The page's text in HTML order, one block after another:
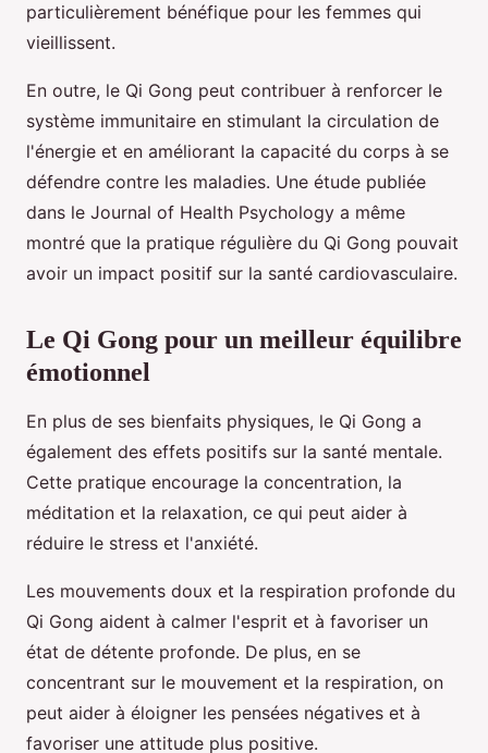
particulièrement bénéfique pour les femmes qui
vieillissent.
En outre, le Qi Gong peut contribuer à renforcer le
système immunitaire en stimulant la circulation de
l'énergie et en améliorant la capacité du corps à se
défendre contre les maladies. Une étude publiée
dans le Journal of Health Psychology a même
montré que la pratique régulière du Qi Gong pouvait
avoir un impact positif sur la santé cardiovasculaire.
Le Qi Gong pour un meilleur équilibre
émotionnel
En plus de ses bienfaits physiques, le Qi Gong a
également des effets positifs sur la santé mentale.
Cette pratique encourage la concentration, la
méditation et la relaxation, ce qui peut aider à
réduire le stress et l'anxiété.
Les mouvements doux et la respiration profonde du
Qi Gong aident à calmer l'esprit et à favoriser un
état de détente profonde. De plus, en se
concentrant sur le mouvement et la respiration, on
peut aider à éloigner les pensées négatives et à
favoriser une attitude plus positive.